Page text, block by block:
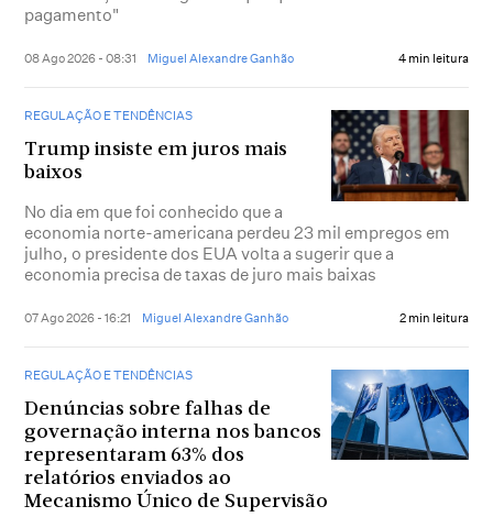
pagamento"
08 Ago 2026 - 08:31 Miguel Alexandre Ganhão 4 min leitura
REGULAÇÃO E TENDÊNCIAS
Trump insiste em juros mais
baixos
No dia em que foi conhecido que a
economia norte-americana perdeu 23 mil empregos em
julho, o presidente dos EUA volta a sugerir que a
economia precisa de taxas de juro mais baixas
07 Ago 2026 - 16:21 Miguel Alexandre Ganhão 2 min leitura
REGULAÇÃO E TENDÊNCIAS
Denúncias sobre falhas de
governação interna nos bancos
representaram 63% dos
relatórios enviados ao
Mecanismo Único de Supervisão